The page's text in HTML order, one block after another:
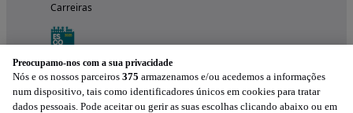
Carreiras
Preocupamo-nos com a sua privacidade
Nós e os nossos parceiros 375 armazenamos e/ou acedemos a informações
num dispositivo, tais como identificadores únicos em cookies para tratar
dados pessoais. Pode aceitar ou gerir as suas escolhas clicando abaixo ou em